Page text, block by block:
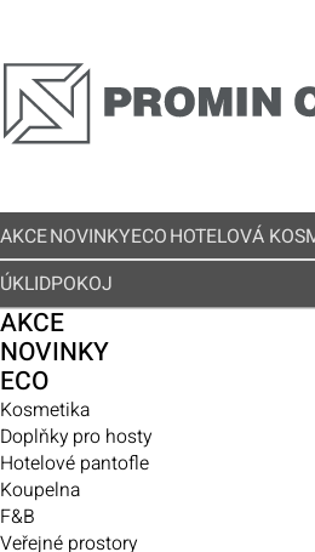
AKCENOVINKYECOHOTELOVÁ
ÚKLIDPOKOJ
AKCE
NOVINKY
ECO
Kosmetika
Doplňky pro hosty
Hotelové pantofle
Koupelna
F&B
Veřejné prostory